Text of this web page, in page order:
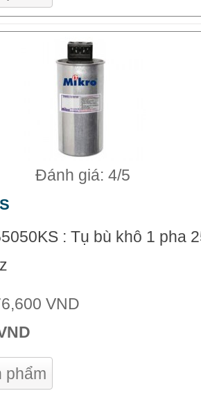
Đánh giá: 4/5
: Tụ bù khô 1 pha
VND
phẩm